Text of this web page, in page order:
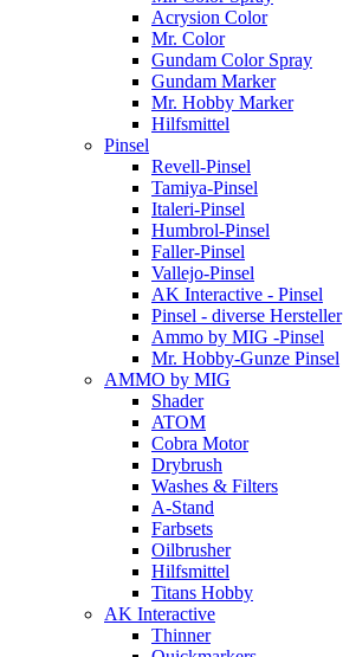
Acrysion Color
Mr. Color
Gundam Color Spray
Gundam Marker
Mr. Hobby Marker
Hilfsmittel
Pinsel
Revell-Pinsel
Tamiya-Pinsel
Italeri-Pinsel
Humbrol-Pinsel
Faller-Pinsel
Vallejo-Pinsel
AK Interactive - Pinsel
Pinsel - diverse Hersteller
Ammo by MIG -Pinsel
Mr. Hobby-Gunze Pinsel
AMMO by MIG
Shader
ATOM
Cobra Motor
Drybrush
Washes & Filters
A-Stand
Farbsets
Oilbrusher
Hilfsmittel
Titans Hobby
AK Interactive
Thinner